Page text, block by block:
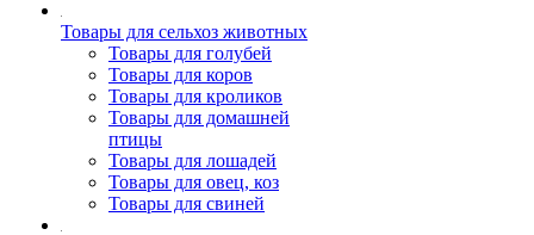
Товары для сельхоз животных
Товары для голубей
Товары для коров
Товары для кроликов
Товары для домашней
птицы
Товары для лошадей
Товары для овец, коз
Товары для свиней